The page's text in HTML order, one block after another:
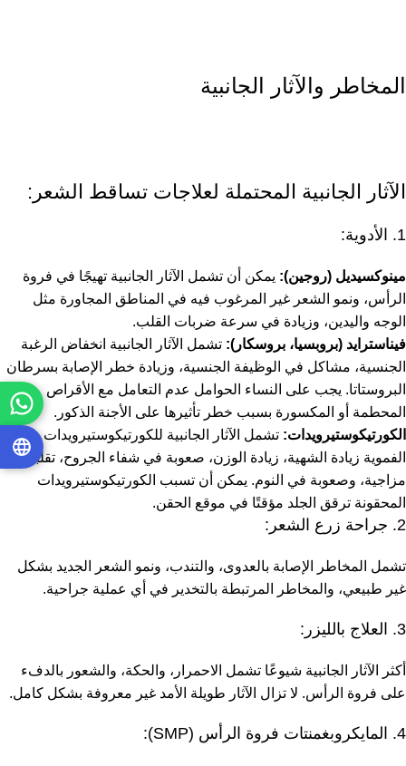
المخاطر والآثار الجانبية
الآثار الجانبية المحتملة لعلاجات تساقط الشعر:
1. الأدوية:
مينوكسيديل (روجين): يمكن أن تشمل الآثار الجانبية تهيجًا في فروة
الرأس، ونمو الشعر غير المرغوب فيه في المناطق المجاورة مثل
الوجه واليدين، وزيادة في سرعة ضربات القلب.
فيناسترايد (بروبسيا، بروسكار): تشمل الآثار الجانبية انخفاض الرغبة
الجنسية، مشاكل في الوظيفة الجنسية، وزيادة خطر الإصابة بسرطان
البروستاتا. يجب على النساء الحوامل عدم التعامل مع الأقراص
المحطمة أو المكسورة بسبب خطر تأثيرها على الأجنة الذكور.
الكورتيكوستيرويدات: تشمل الآثار الجانبية للكورتيكوستيرويدات
الفموية زيادة الشهية، زيادة الوزن، صعوبة في شفاء الجروح، تقلبات
مزاجية، وصعوبة في النوم. يمكن أن تسبب الكورتيكوستيرويدات
المحقونة ترقق الجلد مؤقتًا في موقع الحقن.
2. جراحة زرع الشعر:
تشمل المخاطر الإصابة بالعدوى، والتندب، ونمو الشعر الجديد بشكل
غير طبيعي، والمخاطر المرتبطة بالتخدير في أي عملية جراحية.
3. العلاج بالليزر:
أكثر الآثار الجانبية شيوعًا تشمل الاحمرار، والحكة، والشعور بالدفء
على فروة الرأس. لا تزال الآثار طويلة الأمد غير معروفة بشكل كامل.
4. المايكروبغمنتات فروة الرأس (SMP):